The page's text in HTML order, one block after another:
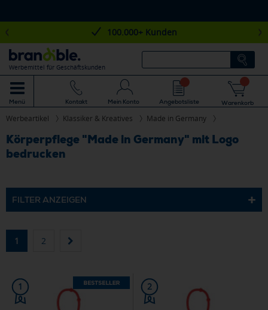
100.000+ Kunden
Werbemittel für Geschäftskunden
Menü Kontakt Mein Konto Angebotsliste Warenkorb
Werbeartikel Klassiker & Kreatives Made in Germany
Körperpflege "Made in Germany" mit Logo
bedrucken
FILTER ANZEIGEN
1 2
1 2